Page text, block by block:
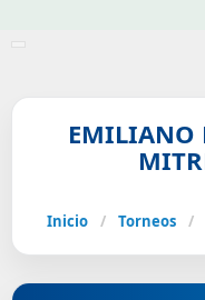
EMILIANO
Inicio / Torneos /